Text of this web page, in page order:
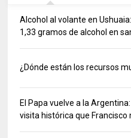
Alcohol al volante en
1,33 gramos de alcohol en
¿Dónde están los recursos
El Papa vuelve a la
visita histórica que Francisco